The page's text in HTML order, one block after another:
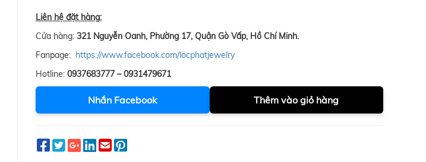
Liên hệ đặt hàng:
Cửa hàng: 321 Nguyễn Oanh, Phường 17, Quận Gò Vấp, Hồ Chí Minh.
Fanpage: https://www.facebook.com/locphatjewelry
Hotline: 0937683777 – 0931479671
Nhắn Facebook Thêm vào giỏ hàng